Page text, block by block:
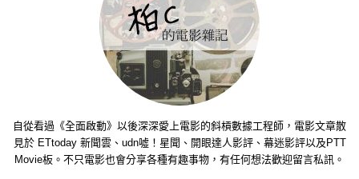
自從看過《全面啟動》以後深深愛上電影的斜槓數據工程師，電影文章散
見於 ETtoday 新聞雲、udn噓！星聞、開眼達人影評、幕迷影評以及PTT
Movie板。不只電影也會分享各種有趣事物，有任何想法歡迎留言私訊。